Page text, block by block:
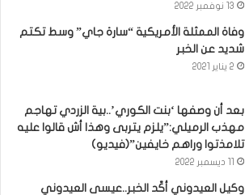
13 نوفمبر 2022
وفاة الممثلة الأمريكية “سارة جاي” وسط تكتم
شديد عن الخبر
2 يناير 2021
بعد أن وصفها ‘بنت الكوري’..بية الزردي تهاجم
مهذب الرميلي:”يلزم يتربى وهذا أش قالوا عليه
تلامذتوا وراهم خايفين”(فيديو)
وكيل العيدوني أكّد الخبر..عيسى العيدوني